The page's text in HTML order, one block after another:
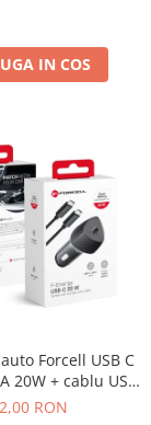
IN COS
Forcell USB C
20W + cablu USB
C - Negru
RON